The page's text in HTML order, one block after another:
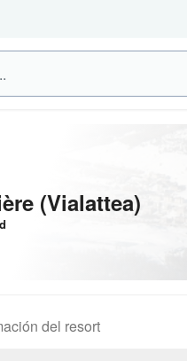
(Vialattea)
del resort